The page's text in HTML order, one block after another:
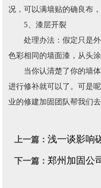
况，可以满墙贴的确良布
5、漆层开裂
处理办法：假定只是外
色彩相同的墙面漆，从头涂
当你认清楚了你的墙体
进行修补就可以了。可是
业的修建加固团队帮我们
上一篇：浅一谈影响
下一篇：郑州加固公